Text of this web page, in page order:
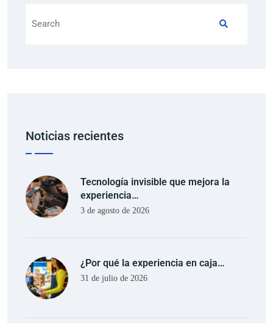
Noticias recientes
Tecnología invisible que mejora la
experiencia…
3 de agosto de 2026
¿Por qué la experiencia en caja…
31 de julio de 2026